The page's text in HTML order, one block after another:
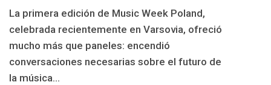
La primera edición de Music Week Poland,
celebrada recientemente en Varsovia, ofreció
mucho más que paneles: encendió
conversaciones necesarias sobre el futuro de
la música...